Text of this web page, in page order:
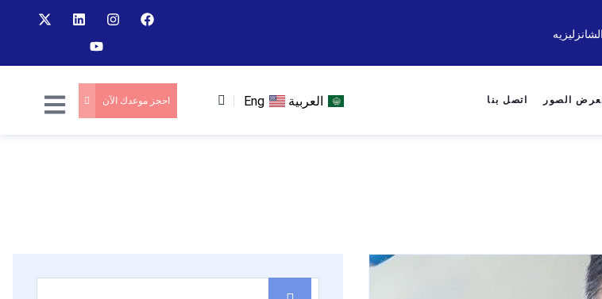
الصور اتصل بنا Eng العربية احجز موعدك الآن